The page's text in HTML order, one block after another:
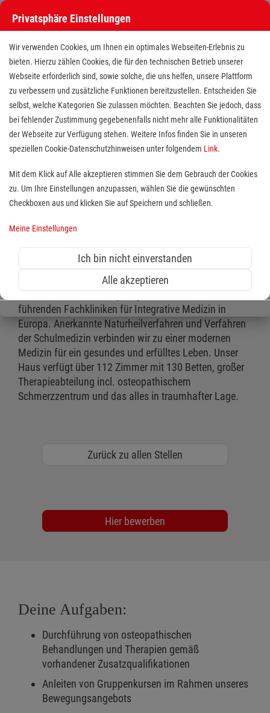
Osteopath (m/w/d)
Standort(e):
Bad Brückenau
Du bist Therapeut oder Therapeutin? Du möchtest
dich weiterbilden und Teil eines familiären
genau richtig.
Die Malteser Klinik von Weckbecker in der bayerischen
Rhön zählt mit über 60-jähriger Tradition zu den
führenden Fachkliniken für Integrative Medizin in
Europa. Anerkannte Naturheilverfahren und Verfahren
der Schulmedizin verbinden wir zu einer modernen
Medizin für ein gesundes und erfülltes Leben. Unser
Haus verfügt über 112 Zimmer mit 130 Betten, großer
Therapieabteilung incl. osteopathischem
Schmerzzentrum und das alles in traumhafter Lage.
Zurück zu allen Stellen
Hier bewerben
Deine Aufgaben:
Durchführung von osteopathischen
Behandlungen und Therapien gemäß
vorhandener Zusatzqualifikationen
Anleiten von Gruppenkursen im Rahmen unseres
Bewegungsangebots
Privatsphäre Einstellungen
Wir verwenden Cookies, um Ihnen ein optimales Webseiten-Erlebnis zu
bieten. Hierzu zählen Cookies, die für den technischen Betrieb unserer
Webseite erforderlich sind, sowie solche, die uns helfen, unsere Plattform
zu verbessern und zusätzliche Funktionen bereitzustellen. Entscheiden Sie
selbst, welche Kategorien Sie zulassen möchten. Beachten Sie jedoch, dass
bei fehlender Zustimmung gegebenenfalls nicht mehr alle Funktionalitäten
der Webseite zur Verfügung stehen. Weitere Infos finden Sie in unseren
speziellen Cookie-Datenschutzhinweisen unter folgendem Link.
Mit dem Klick auf Alle akzeptieren stimmen Sie dem Gebrauch der Cookies
zu. Um Ihre Einstellungen anzupassen, wählen Sie die gewünschten
Checkboxen aus und klicken Sie auf Speichern und schließen.
Meine Einstellungen
Ich bin nicht einverstanden
Alle akzeptieren